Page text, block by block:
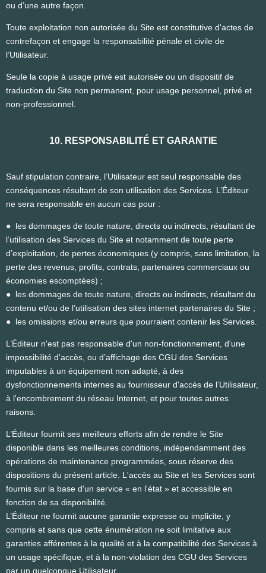
ou d’une autre façon.
Toute exploitation non autorisée du Site est constitutive d'actes de
contrefaçon et engage la responsabilité pénale et civile de
l’Utilisateur.
Seule la copie à usage privé est autorisée ou un dispositif de
traduction du Site non permanent, pour usage personnel, privé et
non-professionnel.
10. RESPONSABILITÉ ET GARANTIE
Sauf stipulation contraire, l’Utilisateur est seul responsable des
conséquences résultant de son utilisation des Services. L’Éditeur
ne sera responsable en aucun cas pour :
● les dommages de toute nature, directs ou indirects, résultant de
l’utilisation des Services du Site et notamment de toute perte
d’exploitation, de pertes économiques (y compris, sans limitation, la
perte des revenus, profits, contrats, partenaires commerciaux ou
économies escomptées) ;
● les dommages de toute nature, directs ou indirects, résultant du
contenu et/ou de l’utilisation des sites internet partenaires du Site ;
● les omissions et/ou erreurs que pourraient contenir les Services.
L’Éditeur n'est pas responsable d'un non-fonctionnement, d'une
impossibilité d'accès, ou d’affichage des CGU des Services
imputables à un équipement non adapté, à des
dysfonctionnements internes au fournisseur d'accès de l’Utilisateur,
à l'encombrement du réseau Internet, et pour toutes autres
raisons.
L’Éditeur fournit ses meilleurs efforts afin de rendre le Site
disponible dans les meilleures conditions, indépendamment des
opérations de maintenance programmées, sous réserve des
dispositions du présent article. L'accès au Site et les Services sont
fournis sur la base d'un service « en l'état » et accessible en
fonction de sa disponibilité.
L’Éditeur ne fournit aucune garantie expresse ou implicite, y
compris et sans que cette énumération ne soit limitative aux
garanties afférentes à la qualité et à la compatibilité des Services à
un usage spécifique, et à la non-violation des CGU des Services
par un quelconque Utilisateur.